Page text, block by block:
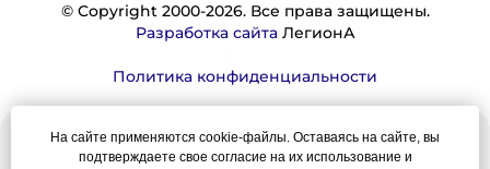
© Copyright 2000-2026. Все права защищены.
Разработка сайтаЛегионА
Политика конфиденциальности
Наша миссия:
На сайте применяются cookie-файлы. Оставаясь на сайте, вы
подтверждаете свое согласие на их использование и